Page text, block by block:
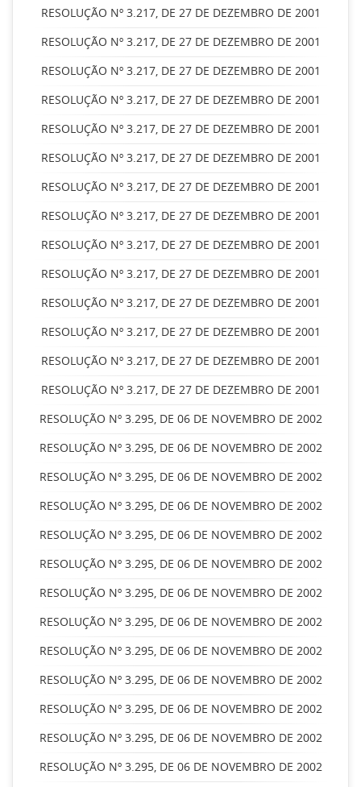
RESOLUÇÃO Nº 3.217, DE 27 DE DEZEMBRO DE 2001
RESOLUÇÃO Nº 3.217, DE 27 DE DEZEMBRO DE 2001
RESOLUÇÃO Nº 3.217, DE 27 DE DEZEMBRO DE 2001
RESOLUÇÃO Nº 3.217, DE 27 DE DEZEMBRO DE 2001
RESOLUÇÃO Nº 3.217, DE 27 DE DEZEMBRO DE 2001
RESOLUÇÃO Nº 3.217, DE 27 DE DEZEMBRO DE 2001
RESOLUÇÃO Nº 3.217, DE 27 DE DEZEMBRO DE 2001
RESOLUÇÃO Nº 3.217, DE 27 DE DEZEMBRO DE 2001
RESOLUÇÃO Nº 3.217, DE 27 DE DEZEMBRO DE 2001
RESOLUÇÃO Nº 3.217, DE 27 DE DEZEMBRO DE 2001
RESOLUÇÃO Nº 3.217, DE 27 DE DEZEMBRO DE 2001
RESOLUÇÃO Nº 3.217, DE 27 DE DEZEMBRO DE 2001
RESOLUÇÃO Nº 3.217, DE 27 DE DEZEMBRO DE 2001
RESOLUÇÃO Nº 3.217, DE 27 DE DEZEMBRO DE 2001
RESOLUÇÃO Nº 3.295, DE 06 DE NOVEMBRO DE 2002
RESOLUÇÃO Nº 3.295, DE 06 DE NOVEMBRO DE 2002
RESOLUÇÃO Nº 3.295, DE 06 DE NOVEMBRO DE 2002
RESOLUÇÃO Nº 3.295, DE 06 DE NOVEMBRO DE 2002
RESOLUÇÃO Nº 3.295, DE 06 DE NOVEMBRO DE 2002
RESOLUÇÃO Nº 3.295, DE 06 DE NOVEMBRO DE 2002
RESOLUÇÃO Nº 3.295, DE 06 DE NOVEMBRO DE 2002
RESOLUÇÃO Nº 3.295, DE 06 DE NOVEMBRO DE 2002
RESOLUÇÃO Nº 3.295, DE 06 DE NOVEMBRO DE 2002
RESOLUÇÃO Nº 3.295, DE 06 DE NOVEMBRO DE 2002
RESOLUÇÃO Nº 3.295, DE 06 DE NOVEMBRO DE 2002
RESOLUÇÃO Nº 3.295, DE 06 DE NOVEMBRO DE 2002
RESOLUÇÃO Nº 3.295, DE 06 DE NOVEMBRO DE 2002